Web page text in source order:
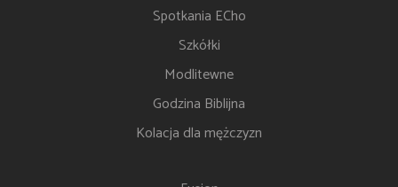
Spotkania ECho
Szkółki
Modlitewne
Godzina Biblijna
Kolacja dla mężczyzn